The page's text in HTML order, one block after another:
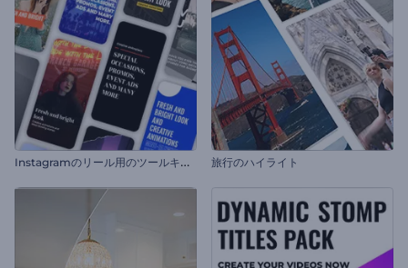
I
nstagramのリール用のツールキット 旅行のハイライト